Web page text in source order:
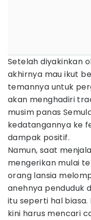
Setelah diyakinkan
akhirnya mau ikut
temannya untuk
akan menghadiri
musim panas
kedatangannya ke
dampak positif.
Namun, saat
mengerikan mulai
orang lansia
anehnya penduduk
itu seperti hal biasa.
kini harus mencari